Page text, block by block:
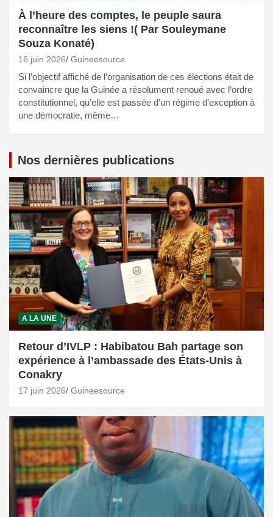
À l’heure des comptes, le peuple saura
reconnaître les siens !( Par Souleymane
Souza Konaté)
16 juin 2026 Guineesource
Si l’objectif affiché de l’organisation de ces élections était de
convaincre que la Guinée a résolument renoué avec l’ordre
constitutionnel, qu’elle est passée d’un régime d’exception à
une démocratie, même…
Nos dernières publications
A LA UNE
Retour d’IVLP : Habibatou Bah partage son
expérience à l’ambassade des États-Unis à
Conakry
17 juin 2026 Guineesource